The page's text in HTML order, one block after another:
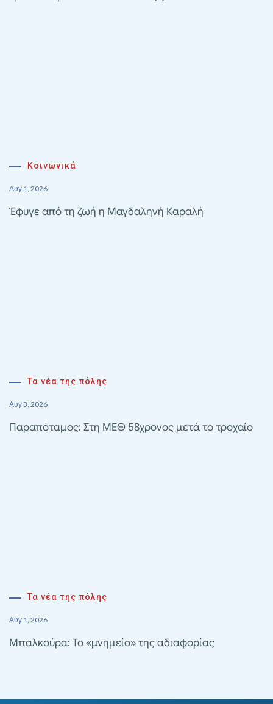
Κοινωνικά
Αυγ 1, 2026
Έφυγε από τη ζωή η Μαγδαληνή Καραλή
Τα νέα της πόλης
Αυγ 3, 2026
Παραπόταμος: Στη ΜΕΘ 58χρονος μετά το τροχαίο
Τα νέα της πόλης
Αυγ 1, 2026
Μπαλκούρα: Το «μνημείο» της αδιαφορίας